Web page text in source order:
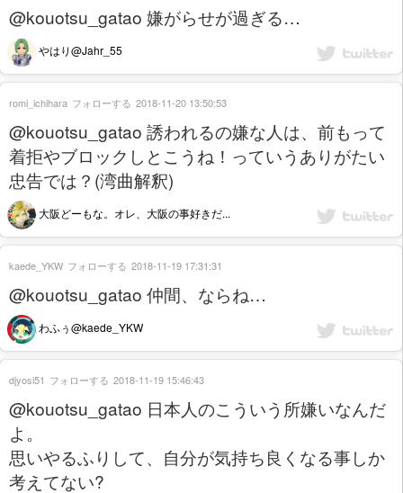
@kouotsu_gatao 嫌がらせが過ぎる…
やはり@Jahr_55
@kouotsu_gatao 誘われるの嫌な人は、前もって
着拒やブロックしとこうね！っていうありがたい
忠告では？(湾曲解釈)
大阪どーもな。オレ、大阪の事好きだ...
romi_ichihara フォローする 2018-11-20 13:50:53
@kouotsu_gatao 仲間、ならね…
わふぅ@kaede_YKW
kaede_YKW フォローする 2018-11-19 17:31:31
@kouotsu_gatao 日本人のこういう所嫌いなんだ
よ。
思いやるふりして、自分が気持ち良くなる事しか
考えてない?
djyosi51 フォローする 2018-11-19 15:46:43